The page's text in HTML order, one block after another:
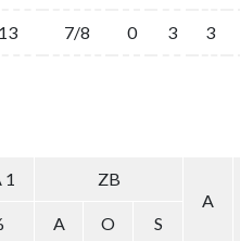
7/8 0 3 3
1
ZB
A
A O S